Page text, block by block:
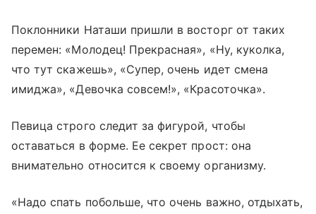
Поклонники Наташи пришли в восторг от таких
перемен: «Молодец! Прекрасная», «Ну, куколка,
что тут скажешь», «Супер, очень идет смена
имиджа», «Девочка совсем!», «Красоточка».
Певица строго следит за фигурой, чтобы
оставаться в форме. Ее секрет прост: она
внимательно относится к своему организму.
«Надо спать побольше, что очень важно, отдыхать,